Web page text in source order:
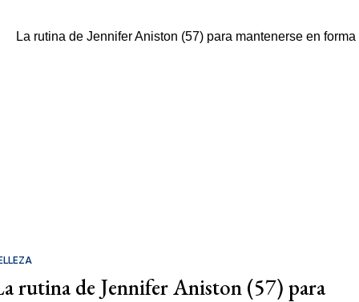
rutina de Jennifer Aniston (57) para